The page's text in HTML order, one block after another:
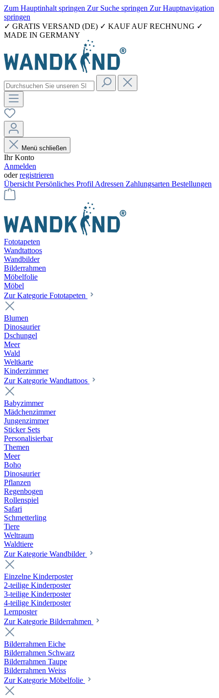
Zum Hauptinhalt springen Zur Suche springen Zur Hauptnavigation
springen
✓ GRATIS VERSAND (DE) ✓ KAUF AUF RECHNUNG ✓
MADE IN GERMANY
Menü schließen
Ihr Konto
Anmelden
oderregistrieren
Übersicht Persönliches Profil Adressen Zahlungsarten Bestellungen
Fototapeten
Wandtattoos
Wandbilder
Bilderrahmen
Möbelfolie
Möbel
Zur Kategorie Fototapeten
Blumen
Dinosaurier
Dschungel
Meer
Wald
Weltkarte
Kinderzimmer
Zur Kategorie Wandtattoos
Babyzimmer
Mädchenzimmer
Jungenzimmer
Sticker Sets
Personalisierbar
Themen
Meer
Boho
Dinosaurier
Pflanzen
Regenbogen
Rollenspiel
Safari
Schmetterling
Tiere
Weltraum
Waldtiere
Zur Kategorie Wandbilder
Einzelne Kinderposter
2-teilige Kinderposter
3-teilige Kinderposter
4-teilige Kinderposter
Lernposter
Zur Kategorie Bilderrahmen
Bilderrahmen Eiche
Bilderrahmen Schwarz
Bilderrahmen Taupe
Bilderrahmen Weiss
Zur Kategorie Möbelfolie